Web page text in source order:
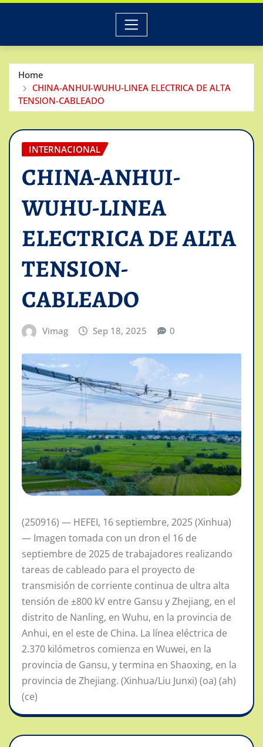
Home
CHINA-ANHUI-WUHU-LINEA ELECTRICA DE ALTA
TENSION-CABLEADO
INTERNACIONAL
CHINA-ANHUI-
WUHU-LINEA
ELECTRICA DE ALTA
TENSION-
CABLEADO
Vimag Sep 18, 2025 0
(250916) — HEFEI, 16 septiembre, 2025 (Xinhua)
— Imagen tomada con un dron el 16 de
septiembre de 2025 de trabajadores realizando
tareas de cableado para el proyecto de
transmisión de corriente continua de ultra alta
tensión de ±800 kV entre Gansu y Zhejiang, en el
distrito de Nanling, en Wuhu, en la provincia de
Anhui, en el este de China. La línea eléctrica de
2.370 kilómetros comienza en Wuwei, en la
provincia de Gansu, y termina en Shaoxing, en la
provincia de Zhejiang. (Xinhua/Liu Junxi) (oa) (ah)
(ce)